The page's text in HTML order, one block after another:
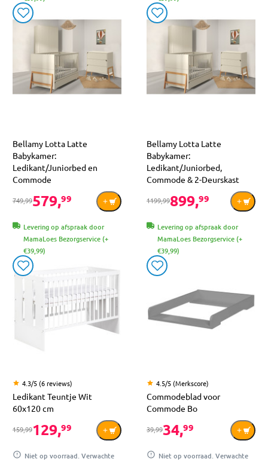
Bellamy Lotta Latte
Babykamer:
Ledikant/Juniorbed en
Commode
749,99579,99
Levering op afspraak door
MamaLoes Bezorgservice (+
€39,99)
Bellamy Lotta Latte
Babykamer:
Ledikant/Juniorbed,
Commode & 2-Deurskast
1199,99899,99
Levering op afspraak door
MamaLoes Bezorgservice (+
€39,99)
4.3/5 (6 reviews)
Ledikant Teuntje Wit
60x120 cm
159,99129,99
Niet op voorraad. Verwachte
4.5/5 (Merkscore)
Commodeblad voor
Commode Bo
39,9934,99
Niet op voorraad. Verwachte